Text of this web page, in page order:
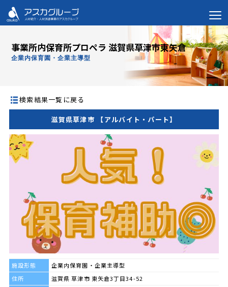
事業所内保育所プロペラ 滋賀県草津市東矢倉
企業内保育園・企業主導型
検索結果一覧に戻る
滋賀県草津市 【アルバイト・パート】
施設形態
企業内保育園・企業主導型
住所
滋賀県 草津市 東矢倉3丁目34-52